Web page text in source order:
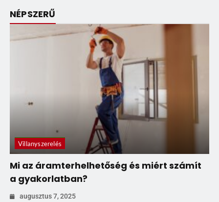
NÉPSZERŰ
Villanyszerelés
Mi az áramterhelhetőség és miért számít
a gyakorlatban?
augusztus 7, 2025